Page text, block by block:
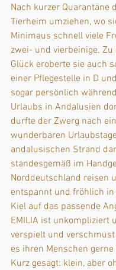
Nach kurzer Quarantäne
Tierheim umziehen, wo
Minimaus schnell viele
zwei- und vierbeinige.
Glück eroberte sie auch
einer Pflegestelle in D
sogar persönlich
Urlaubs in Andalusien
durfte der Zwerg nach
wunderbaren
andalusischen Strand
standesgemäß im
Norddeutschland reisen
entspannt und fröhlich in
Kiel auf das passende
EMILIA ist unkompliziert
verspielt und
es ihren Menschen
Kurz gesagt: klein, aber